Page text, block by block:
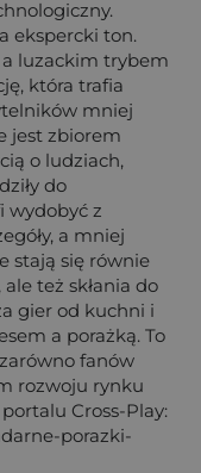
ekspercki ton.
luzackim trybem
która trafia
mniej
jest zbiorem
o ludziach,
do
wydobyć z
a mniej
stają się równie
też skłania do
gier od kuchni i
a porażką. To
fanów
rozwoju rynku
Cross-Play:
porazki-